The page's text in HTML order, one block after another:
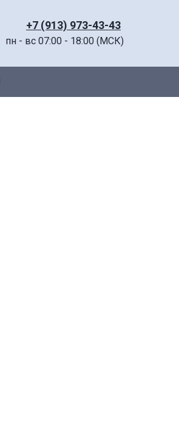
+7 (913) 973-43-43
пн - вс 07:00 - 18:00 (МСК)